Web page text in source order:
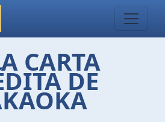
CARTA
DE